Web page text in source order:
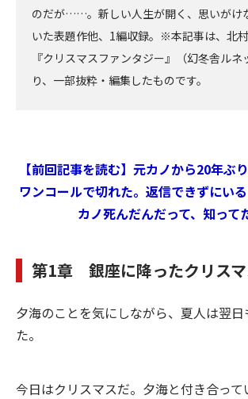
のだが……。新しい人生が開く、思いがけ
いた表題作他、1編収録。※本記事は、北
『クリスマスファンタジー』（幻冬舎ルネ
り、一部抜粋・編集したものです。
【前回記事を読む】元カノから20年ぶ
ワンコールで切れた。返信できずにい
カノ死んだんだって、知って
第1章 銀座に降ったクリス
夕海のことを気にしながら、夏人は翌
た。
今日はクリスマスだ。夕海と付き合っ